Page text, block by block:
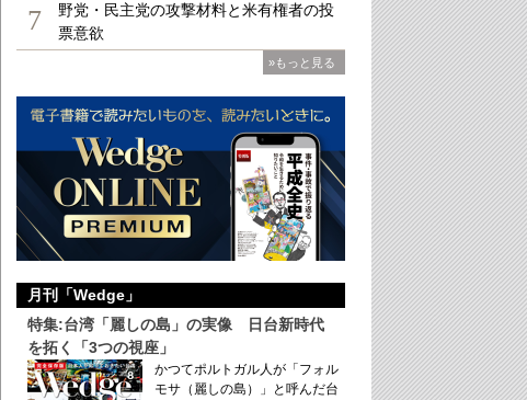
7
野党・民主党の攻撃材料と米有権者の投
票意欲
»もっと見る
月刊「Wedge」
特集:台湾「麗しの島」の実像 日台新時代
を拓く「3つの視座」
かつてポルトガル人が「フォル
モサ（麗しの島）」と呼んだ台